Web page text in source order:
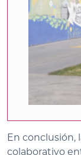
En conclusión,
colaborativo